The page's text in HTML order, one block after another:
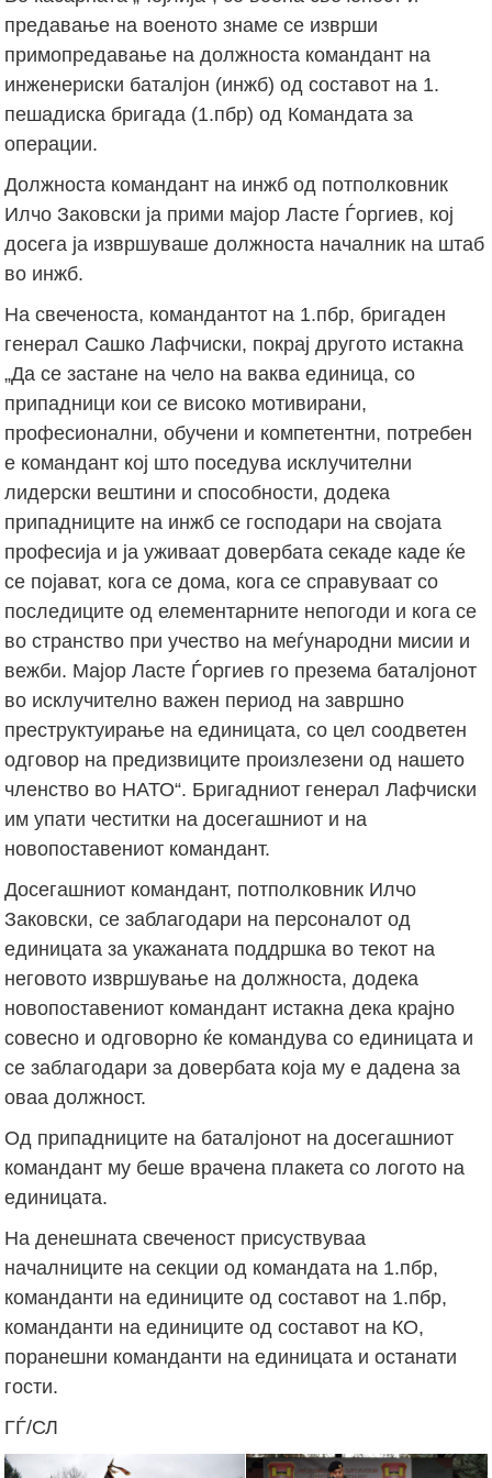
предавање на военото знаме се изврши
примопредавање на должноста командант на
инженериски баталјон (инжб) од составот на 1.
пешадиска бригада (1.пбр) од Командата за
операции.
Должноста командант на инжб од потполковник
Илчо Заковски ја прими мајор Ласте Ѓоргиев, кој
досега ја извршуваше должноста началник на штаб
во инжб.
На свеченоста, командантот на 1.пбр, бригаден
генерал Сашко Лафчиски, покрај другото истакна
„Да се застане на чело на ваква единица, со
припадници кои се високо мотивирани,
професионални, обучени и компетентни, потребен
е командант кој што поседува исклучителни
лидерски вештини и способности, додека
припадниците на инжб се господари на својата
професија и ја уживаат довербата секаде каде ќе
се појават, кога се дома, кога се справуваат со
последиците од елементарните непогоди и кога се
во странство при учество на меѓународни мисии и
вежби. Мајор Ласте Ѓоргиев го презема баталјонот
во исклучително важен период на завршно
преструктуирање на единицата, со цел соодветен
одговор на предизвиците произлезени од нашето
членство во НАТО“. Бригадниот генерал Лафчиски
им упати честитки на досегашниот и на
новопоставениот командант.
Досегашниот командант, потполковник Илчо
Заковски, се заблагодари на персоналот од
единицата за укажаната поддршка во текот на
неговото извршување на должноста, додека
новопоставениот командант истакна дека крајно
совесно и одговорно ќе командува со единицата и
се заблагодари за довербата која му е дадена за
оваа должност.
Од припадниците на баталјонот на досегашниот
командант му беше врачена плакета со логото на
единицата.
На денешната свеченост присуствуваа
началниците на секции од командата на 1.пбр,
команданти на единиците од составот на 1.пбр,
команданти на единиците од составот на КО,
поранешни команданти на единицата и останати
гости.
ГЃ/СЛ